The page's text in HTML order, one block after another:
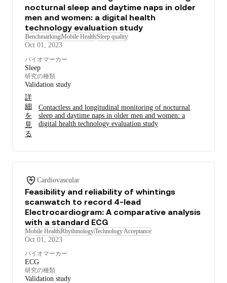
nocturnal sleep and daytime naps in older
men and women: a digital health
technology evaluation study
BenchmarkingMobile HealthSleep quality
Oct 01, 2023
バイオマーカー
Sleep
研究の種類
Validation study
詳
細
を
見
る
Contactless and longitudinal monitoring of nocturnal
sleep and daytime naps in older men and women: a
digital health technology evaluation study
Cardiovascular
Feasibility and reliability of whintings
scanwatch to record 4-lead
Electrocardiogram: A comparative analysis
with a standard ECG
Mobile HealthRhythmologyTechnology Acceptance
Oct 01, 2023
バイオマーカー
ECG
研究の種類
Validation study